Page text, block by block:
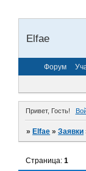
Elfae
Форум
Привет, Гость!
»Elfae »Заявки
Страница:1